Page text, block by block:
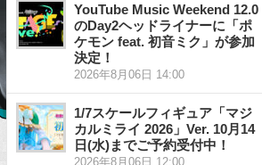
YouTube Music Weekend 12.0
のDay2ヘッドライナーに「ポ
ケモン feat. 初音ミク」が参加
決定！
2026年8月06日 14:00
1/7スケールフィギュア「マジ
カルミライ 2026」Ver. 10月14
日(水)までご予約受付中！
2026年8月06日 12:00